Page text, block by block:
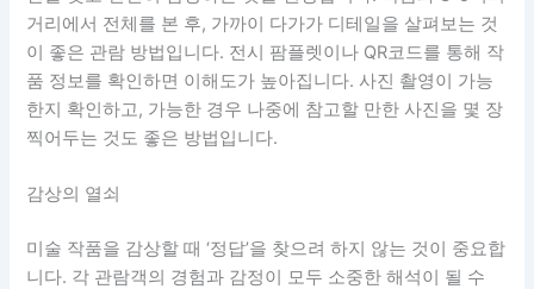
거리에서 전체를 본 후, 가까이 다가가 디테일을 살펴보는 것
이 좋은 관람 방법입니다. 전시 팜플렛이나 QR코드를 통해 작
품 정보를 확인하면 이해도가 높아집니다. 사진 촬영이 가능
한지 확인하고, 가능한 경우 나중에 참고할 만한 사진을 몇 장
찍어두는 것도 좋은 방법입니다.
감상의 열쇠
미술 작품을 감상할 때 ‘정답’을 찾으려 하지 않는 것이 중요합
니다. 각 관람객의 경험과 감정이 모두 소중한 해석이 될 수